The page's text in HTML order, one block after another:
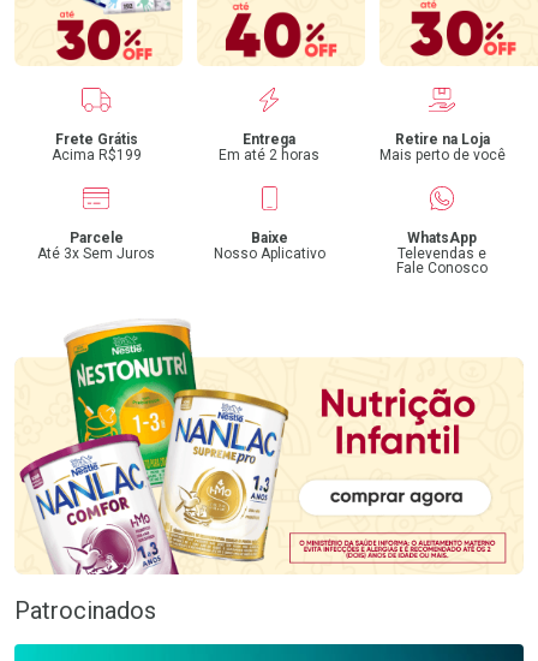
Benefícios
Frete Grátis
Acima R$199
Entrega
Em até 2 horas
Retire na Loja
Mais perto de você
Parcele
Até 3x Sem Juros
Baixe
Nosso Aplicativo
WhatsApp
Televendas e
Fale Conosco
Patrocinados